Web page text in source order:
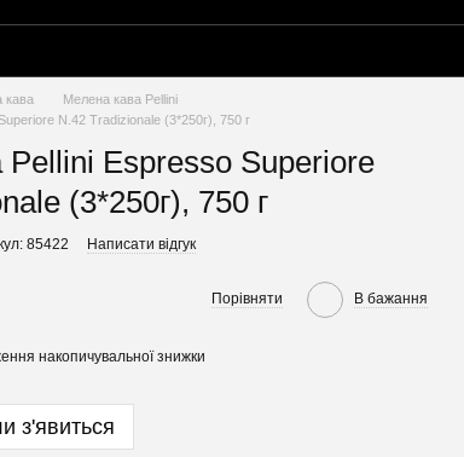
кава
Мелена кава Pellini
N.42 Tradizionale (3*250г), 750 г
Pellini Espresso Superiore
(3*250г), 750 г
85422 Написати відгук
Порівняти В бажання
накопичувальної знижки
з'явиться